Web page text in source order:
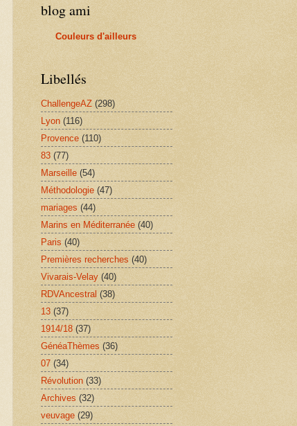
blog ami
Couleurs d'ailleurs
Libellés
ChallengeAZ (298)
Lyon (116)
Provence (110)
83 (77)
Marseille (54)
Méthodologie (47)
mariages (44)
Marins en Méditerranée (40)
Paris (40)
Premières recherches (40)
Vivarais-Velay (40)
RDVAncestral (38)
13 (37)
1914/18 (37)
GénéaThèmes (36)
07 (34)
Révolution (33)
Archives (32)
veuvage (29)